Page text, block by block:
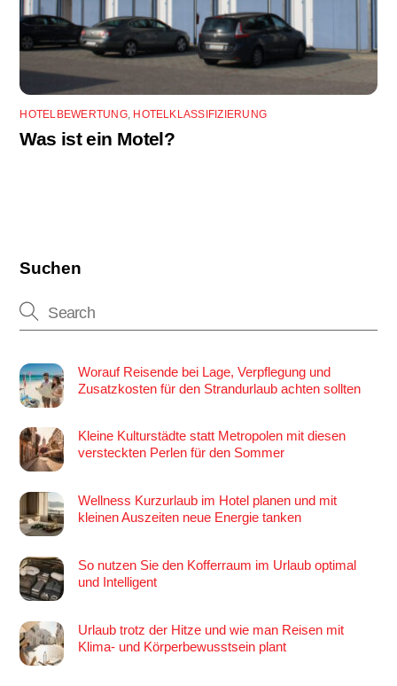
HOTELBEWERTUNG, HOTELKLASSIFIZIERUNG
Was ist ein Motel?
Suchen
Worauf Reisende bei Lage, Verpflegung und
Zusatzkosten für den Strandurlaub achten sollten
Kleine Kulturstädte statt Metropolen mit diesen
versteckten Perlen für den Sommer
Wellness Kurzurlaub im Hotel planen und mit
kleinen Auszeiten neue Energie tanken
So nutzen Sie den Kofferraum im Urlaub optimal
und Intelligent
Urlaub trotz der Hitze und wie man Reisen mit
Klima- und Körperbewusstsein plant